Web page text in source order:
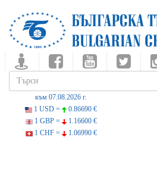
към 07.08.2026 г.
1 USD =
0.86690 €
1 GBP =
1.16600 €
1 CHF =
1.06990 €